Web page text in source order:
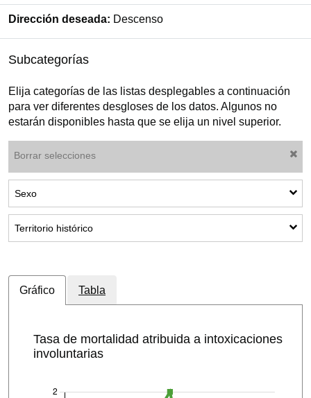
Dirección deseada: Descenso
Subcategorías
Elija categorías de las listas desplegables a continuación
para ver diferentes desgloses de los datos. Algunos no
estarán disponibles hasta que se elija un nivel superior.
Borrar selecciones
SexoMostrar subcategorías: Sexo
Territorio históricoMostrar subcategorías: Territorio histórico
Gráfico Tabla
Tasa de mortalidad atribuida a intoxicaciones
involuntarias